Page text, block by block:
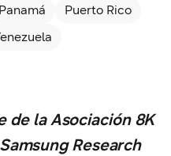
Panamá
Puerto Rico
de la Asociación 8K
Research